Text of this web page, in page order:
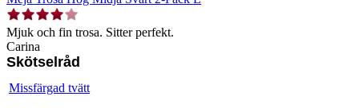
Mjuk och fin trosa. Sitter perfekt.
Carina
Skötselråd
Missfärgad tvätt